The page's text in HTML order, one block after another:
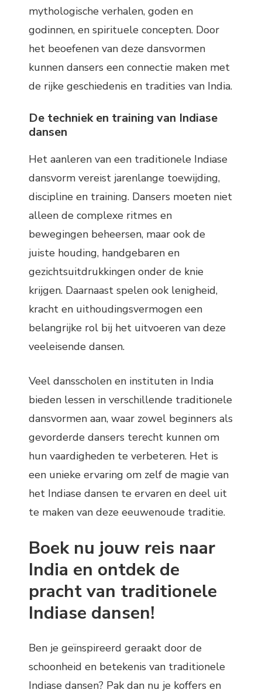
mythologische verhalen, goden en
godinnen, en spirituele concepten. Door
het beoefenen van deze dansvormen
kunnen dansers een connectie maken met
de rijke geschiedenis en tradities van India.
De techniek en training van Indiase
dansen
Het aanleren van een traditionele Indiase
dansvorm vereist jarenlange toewijding,
discipline en training. Dansers moeten niet
alleen de complexe ritmes en
bewegingen beheersen, maar ook de
juiste houding, handgebaren en
gezichtsuitdrukkingen onder de knie
krijgen. Daarnaast spelen ook lenigheid,
kracht en uithoudingsvermogen een
belangrijke rol bij het uitvoeren van deze
veeleisende dansen.
Veel dansscholen en instituten in India
bieden lessen in verschillende traditionele
dansvormen aan, waar zowel beginners als
gevorderde dansers terecht kunnen om
hun vaardigheden te verbeteren. Het is
een unieke ervaring om zelf de magie van
het Indiase dansen te ervaren en deel uit
te maken van deze eeuwenoude traditie.
Boek nu jouw reis naar
India en ontdek de
pracht van traditionele
Indiase dansen!
Ben je geïnspireerd geraakt door de
schoonheid en betekenis van traditionele
Indiase dansen? Pak dan nu je koffers en